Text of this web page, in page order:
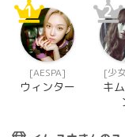
1
[AESPA]
ウィンター
2
[少
キ